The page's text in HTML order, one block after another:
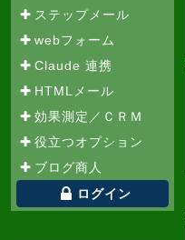
ステップメール
webフォーム
Claude 連携
HTMLメール
効果測定／ＣＲＭ
役立つオプション
ブログ商人
ログイン